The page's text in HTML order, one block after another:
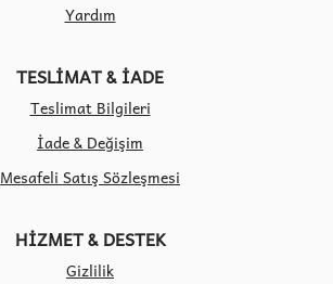
Yardım
TESLİMAT & İADE
Teslimat Bilgileri
İade & Değişim
Mesafeli Satış Sözleşmesi
HİZMET & DESTEK
Gizlilik